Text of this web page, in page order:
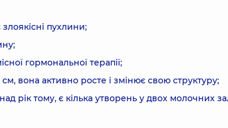
пухлини;
гормональної терапії;
вона активно росте і змінює свою структуру;
рік тому, є кілька утворень у двох молочних